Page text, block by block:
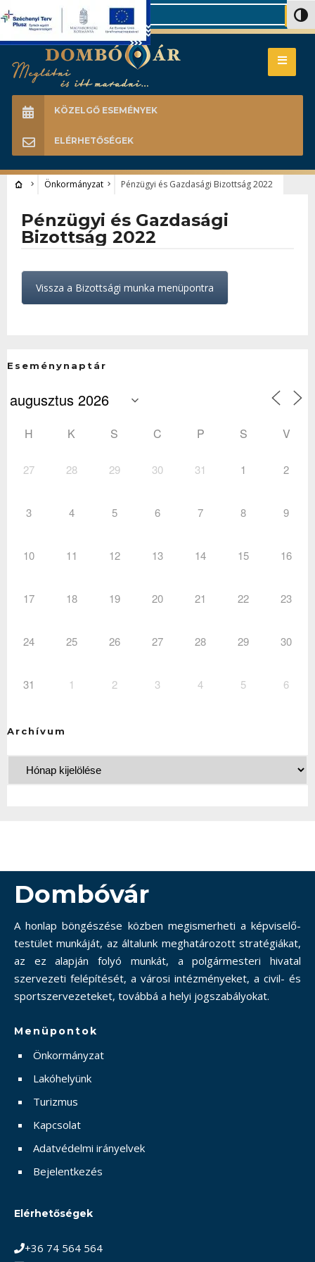
Search
KÖZELGŐ ESEMÉNYEK
ELÉRHETŐSÉGEK
Önkormányzat Pénzügyi és Gazdasági Bizottság 2022
Pénzügyi és Gazdasági
Bizottság 2022
Vissza a Bizottsági munka menüpontra
Eseménynaptár
H K S C P S V
27 28 29 30 31 1 2
3 4 5 6 7 8 9
10 11 12 13 14 15 16
17 18 19 20 21 22 23
24 25 26 27 28 29 30
31 1 2 3 4 5 6
Archívum
Dombóvár
A honlap böngészése közben megismerheti a képviselő-
testület munkáját, az általunk meghatározott stratégiákat,
az ez alapján folyó munkát, a polgármesteri hivatal
szervezeti felépítését, a városi intézményeket, a civil- és
sportszervezeteket, továbbá a helyi jogszabályokat.
Menüpontok
Önkormányzat
Lakóhelyünk
Turizmus
Kapcsolat
Adatvédelmi irányelvek
Bejelentkezés
Elérhetőségek
+36 74 564 564